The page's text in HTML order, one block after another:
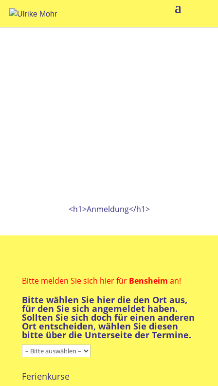
<h1>Anmeldung</h1>
Bitte melden Sie sich hier für Bensheim an!
Bitte wählen Sie hier die den Ort aus,
für den Sie sich angemeldet haben.
Sollten Sie sich doch für einen anderen
Ort entscheiden, wählen Sie diesen
bitte über die Unterseite der Termine.
Ferienkurse